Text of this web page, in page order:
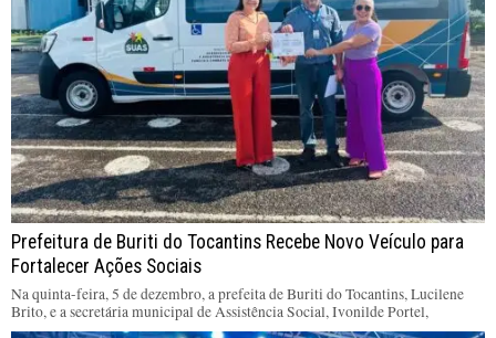
Prefeitura de Buriti do Tocantins Recebe Novo Veículo para
Fortalecer Ações Sociais
Na quinta-feira, 5 de dezembro, a prefeita de Buriti do Tocantins, Lucilene
Brito, e a secretária municipal de Assistência Social, Ivonilde Portel,